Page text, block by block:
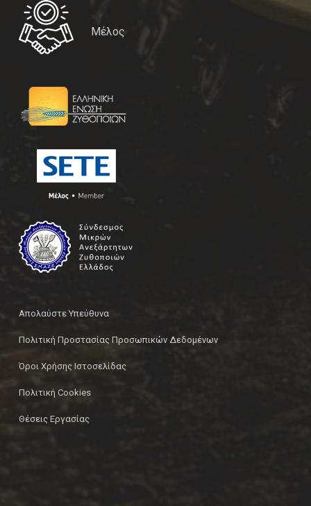
Μέλος
Απολαύστε Υπεύθυνα
Πολιτική Προστασίας Προσωπικών Δεδομένων
Όροι Χρήσης Ιστοσελίδας
Πολιτική Cookies
Θέσεις Εργασίας